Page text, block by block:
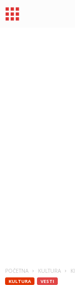
POČETNA KULTURA
KULTURA VESTI